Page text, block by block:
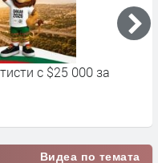
с $25 000 за
Видеа по темата